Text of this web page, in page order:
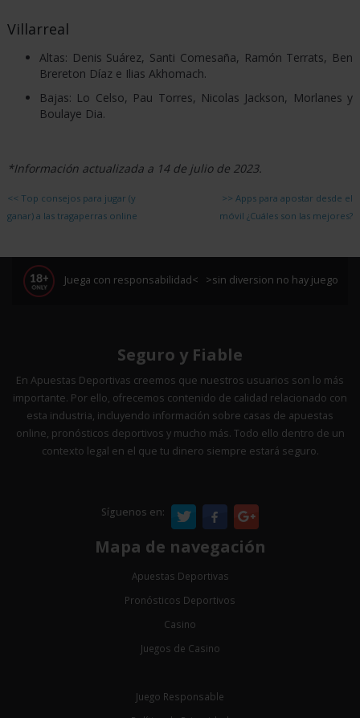
Villarreal
Altas: Denis Suárez, Santi Comesaña, Ramón Terrats, Ben
Brereton Díaz e Ilias Akhomach.
Bajas: Lo Celso, Pau Torres, Nicolas Jackson, Morlanes y
Boulaye Dia.
*Información actualizada a 14 de julio de 2023.
<< Top consejos para jugar (y
ganar) a las tragaperras online
>> Apps para apostar desde el
móvil ¿Cuáles son las mejores?
Juega con responsabilidad< >sin diversion no hay juego
Seguro y Fiable
En Apuestas Deportivas creemos que nuestros usuarios son lo más
importante. Por ello, ofrecemos contenido de calidad relacionado con
esta industria, incluyendo información sobre casas de apuestas
online, pronósticos deportivos y mucho más. Todo ello dentro de un
contexto legal en el que tu dinero siempre estará seguro.
Síguenos en:
Mapa de navegación
Apuestas Deportivas
Pronósticos Deportivos
Casino
Juegos de Casino
Juego Responsable